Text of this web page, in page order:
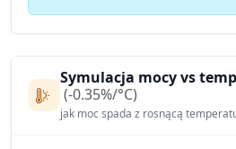
Symulacja mocy vs
(-0.35%/°C)
jak moc spada z rosnącą